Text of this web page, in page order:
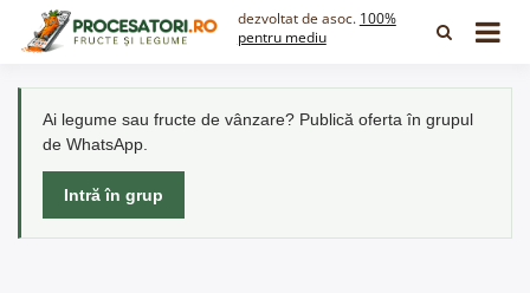
dezvoltat de asoc. 100%
pentru mediu
Ai legume sau fructe de vânzare? Publică oferta în grupul
de WhatsApp.
Intră în grup